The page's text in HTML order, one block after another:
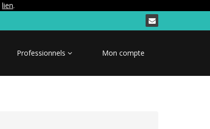
lien.
Professionnels Mon compte